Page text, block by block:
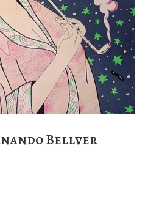
Bellver